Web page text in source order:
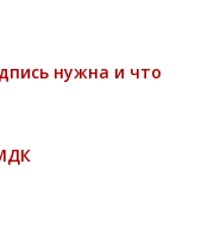
нужна и что